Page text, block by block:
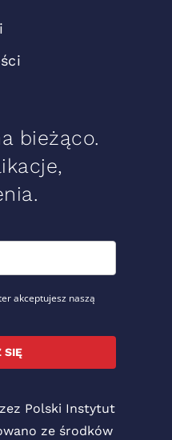
bieżąco.
akceptujesz naszą
SIĘ
Polski Instytut
ze środków